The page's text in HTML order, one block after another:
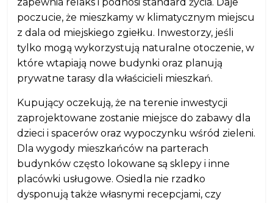
poczucie, że mieszkamy w klimatycznym miejscu
z dala od miejskiego zgiełku. Inwestorzy, jeśli
tylko mogą wykorzystują naturalne otoczenie, w
które wtapiają nowe budynki oraz planują
prywatne tarasy dla właścicieli mieszkań.
Kupujący oczekują, że na terenie inwestycji
zaprojektowane zostanie miejsce do zabawy dla
dzieci i spacerów oraz wypoczynku wśród zieleni.
Dla wygody mieszkańców na parterach
budynków często lokowane są sklepy i inne
placówki usługowe. Osiedla nie rzadko
dysponują także własnymi recepcjami, czy